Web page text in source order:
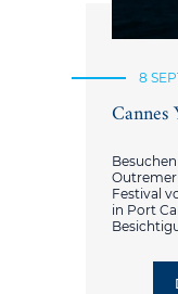
8
Outremer
Festival
in Port